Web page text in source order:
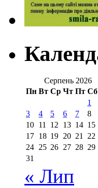
Серпень 2026
Пн Вт Ср Чт Пт Сб
1
3
4 5 6 7 8
10 11 12 13 14 15
17 18 19 20 21 22
24 25 26 27 28 29
31
« Лип